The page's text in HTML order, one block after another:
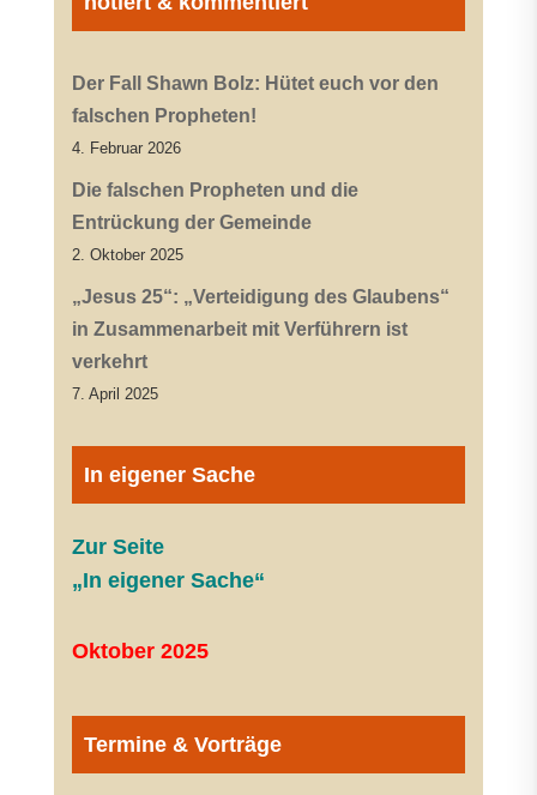
Der Fall Shawn Bolz: Hütet euch vor den
falschen Propheten!
4. Februar 2026
Die falschen Propheten und die
Entrückung der Gemeinde
2. Oktober 2025
„Jesus 25“: „Verteidigung des Glaubens“
in Zusammenarbeit mit Verführern ist
verkehrt
7. April 2025
In eigener Sache
Zur Seite
„In eigener Sache“
Oktober 2025
Termine & Vorträge